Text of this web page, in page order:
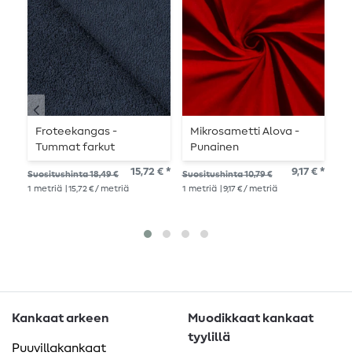
Froteekangas -
Tummat farkut
Suositushinta 18,49 € 15,72 € *
1 metriä | 15,72 € / metriä
Mikrosametti Alova -
Punainen
Suositushinta 10,79 € 9,17 € *
1 metriä | 9,17 € / metriä
Kankaat arkeen
Puuvillakankaat
Muodikkaat kankaat
tyylillä